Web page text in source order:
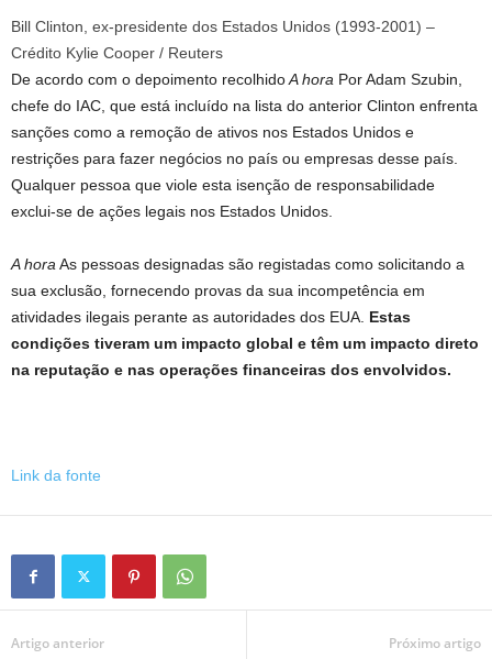
Bill Clinton, ex-presidente dos Estados Unidos (1993-2001) –
Crédito Kylie Cooper / Reuters
De acordo com o depoimento recolhidoA hora Por Adam Szubin,
chefe do IAC, que está incluído na lista do anterior Clinton enfrenta
sanções como a remoção de ativos nos Estados Unidos e
restrições para fazer negócios no país ou empresas desse país.
Qualquer pessoa que viole esta isenção de responsabilidade
exclui-se de ações legais nos Estados Unidos.
A hora As pessoas designadas são registadas como solicitando a
sua exclusão, fornecendo provas da sua incompetência em
atividades ilegais perante as autoridades dos EUA. Estas
condições tiveram um impacto global e têm um impacto direto
na reputação e nas operações financeiras dos envolvidos.
Link da fonte
Artigo anterior Próximo artigo